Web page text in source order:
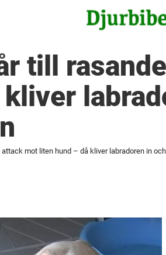
till
attack mot liten hund – då kliver labradoren in